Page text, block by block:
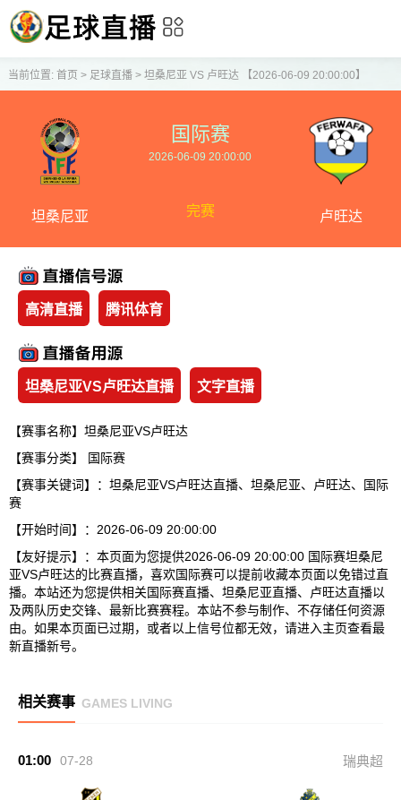
当前位置: 首页 > 足球直播> 坦桑尼亚 VS 卢旺达 【2026-06-09 20:00:00】
坦桑尼亚
国际赛
2026-06-09 20:00:00
完赛 卢旺达
高清直播 腾讯体育
坦桑尼亚VS卢旺达直播 文字直播
【赛事名称】坦桑尼亚VS卢旺达
【赛事分类】
国际赛
【赛事关键词】：坦桑尼亚VS卢旺达直播、坦桑尼亚、卢旺达、国际
赛
【开始时间】：2026-06-09 20:00:00
【友好提示】：本页面为您提供2026-06-09 20:00:00 国际赛坦桑尼
亚VS卢旺达的比赛直播，喜欢国际赛可以提前收藏本页面以免错过直
播。本站还为您提供相关国际赛直播、坦桑尼亚直播、卢旺达直播以
及两队历史交锋、最新比赛赛程。本站不参与制作、不存储任何资源
由。如果本页面已过期，或者以上信号位都无效，请进入主页查看最
新直播新号。
相关赛事 GAMES LIVING
01:00 07-28 瑞典超